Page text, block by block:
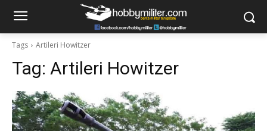
Tags Artileri Howitzer
Tag: Artileri Howitzer